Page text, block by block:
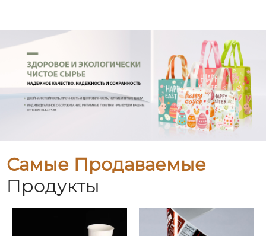
Самые Продаваемые
Продукты